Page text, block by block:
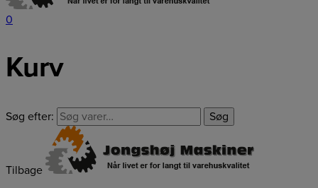
0
Kurv
Søg efter: Søg
Tilbage